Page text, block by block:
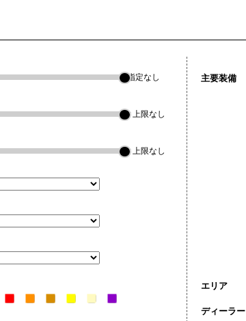
指定なし
▼上限なし
▼上限なし
主要装備
エリア
ディーラー